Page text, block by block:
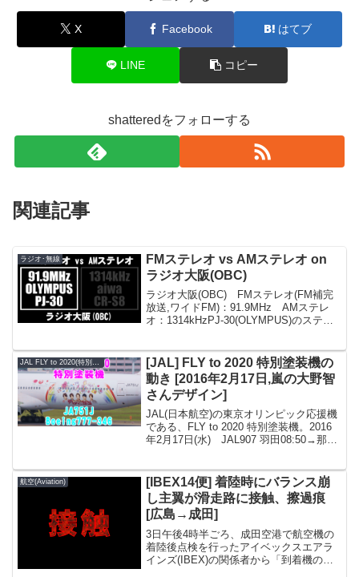
X Facebook はてブ
LINE コピー
shatteredをフォローする
関連記事
ラジオ･無線
FMステレオ vs AMステレオ on
ラジオ大阪(OBC)
ラジオ大阪(OBC) FMステレオ(FM補完
放送,ワイドFM)：91.9MHz AMステレ
オ：1314kHzPJ-30(OLYMPUS)のステレ
30(...
JAL FLY to 2020(特別塗装機)
[JAL] FLY to 2020 特別塗装機の
動き [2016年2月17日,嵐の大野智
さんデザイン]
JAL(日本航空)の東京オリンピック応援機
である、FLY to 2020 特別塗装機。2016
年2月17日(水) JAL907 羽田08:50→那覇
航空(Aviation)
[IBEX14便] 着陸時にバランス崩
し主翼が滑走路に接触、擦過痕
[広島→成田]
3日午後4時半ごろ、成田空港で航空機の
着陸後点検を行ったアイベックスエアラ
インズ(IBEX)の関係者から「到着機の右